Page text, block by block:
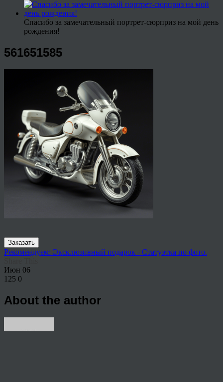
Спасибо за замечательный портрет-сюрприз на мой день
рождения!
561651585
Заказать
Рекомендуем: Эксклюзивный подарок - Статуэтка по фото.
Июн 06
125 0
About the author